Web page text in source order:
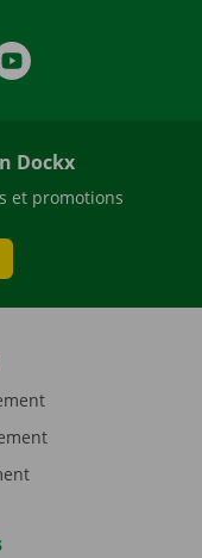
Dockx
et promotions